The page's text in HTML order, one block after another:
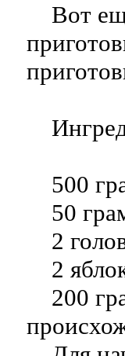
Вот
500
50
2
2
200